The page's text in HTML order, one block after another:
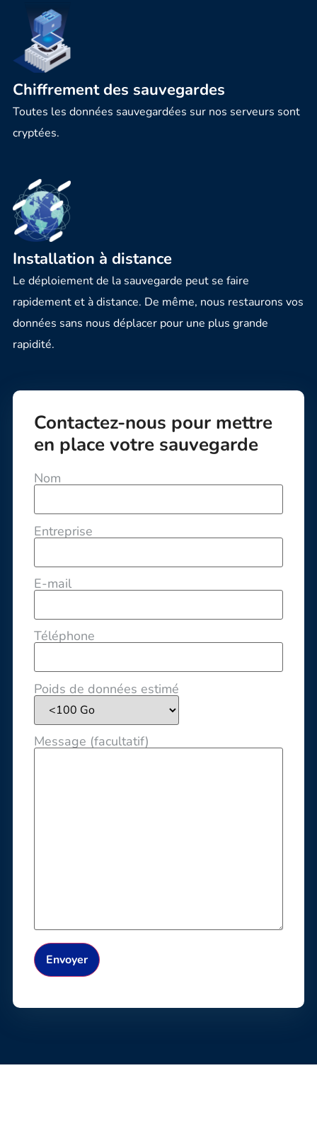
Chiffrement des sauvegardes
Toutes les données sauvegardées sur nos serveurs sont
cryptées.
Installation à distance
Le déploiement de la sauvegarde peut se faire
rapidement et à distance. De même, nous restaurons vos
données sans nous déplacer pour une plus grande
rapidité.
Contactez-nous pour mettre
en place votre sauvegarde
Nom
Entreprise
E-mail
Téléphone
Poids de données estimé
Message (facultatif)